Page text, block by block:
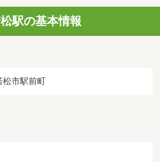
駅の基本情報
松市駅前町